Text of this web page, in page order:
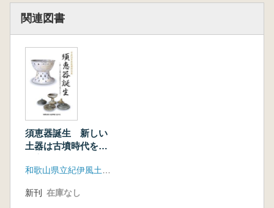
関連図書
須恵器誕生 新しい
土器は古墳時代をど
和歌山県立紀伊風土記の丘
新刊 在庫なし